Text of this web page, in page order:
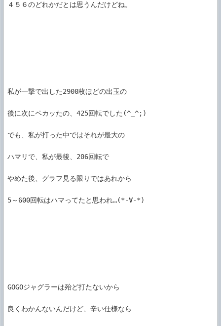
４５６のどれかだとは思うんだけどね。
私が一撃で出した2900枚ほどの出玉の
後に次にペカッたの、425回転でした(^_^;)
でも、私が打った中ではそれが最大の
ハマリで、私が最後、206回転で
やめた後、グラフ見る限りではあれから
5～600回転はハマってたと思われ…(*-∀-*)
GOGOジャグラーは殆ど打たないから
良くわかんないんだけど、辛い仕様なら